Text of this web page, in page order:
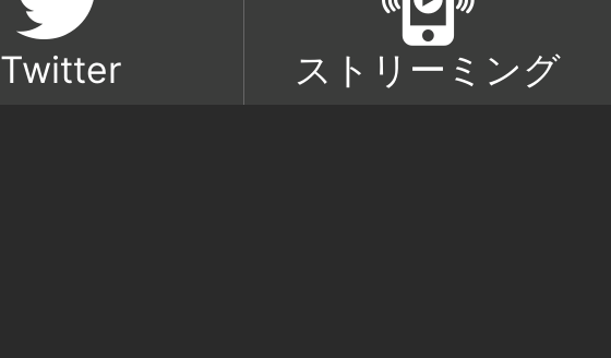
Twitter ストリーミング